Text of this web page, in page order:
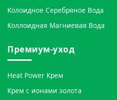
Колоидное Серебряное Вода
Коллоидная Магниевая Вода
Премиум-уход
Heat Power Крем
Крем с ионами золота